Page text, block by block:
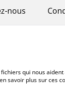
nous
qui nous
savoir plus sur ces